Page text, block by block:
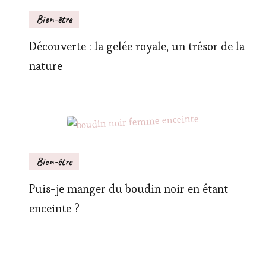
Bien-être
Découverte : la gelée royale, un trésor de la
nature
Bien-être
Puis-je manger du boudin noir en étant
enceinte ?